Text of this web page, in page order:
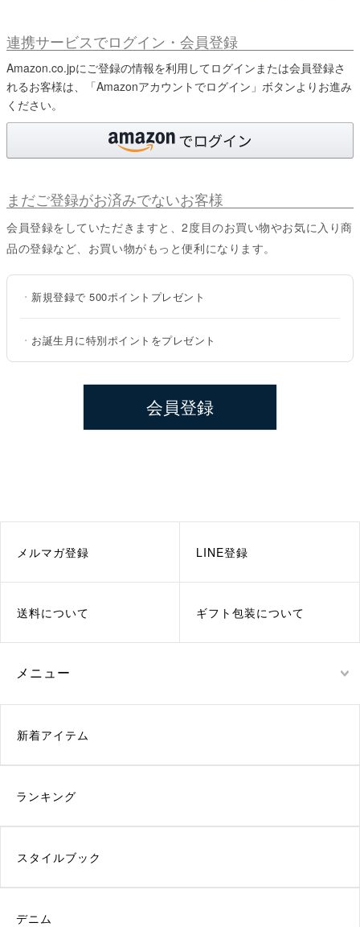
連携サービスでログイン・会員登録
Amazon.co.jpにご登録の情報を利用してログインまたは会員登録さ
れるお客様は、「Amazonアカウントでログイン」ボタンよりお進み
ください。
まだご登録がお済みでないお客様
会員登録をしていただきますと、2度目のお買い物やお気に入り商
品の登録など、お買い物がもっと便利になります。
・ 新規登録で500ポイント プレゼント
・ お誕生月に特別ポイントをプレゼント
会員登録
メルマガ登録 LINE登録
送料について ギフト包装について
メニュー
新着アイテム
ランキング
スタイルブック
デニム